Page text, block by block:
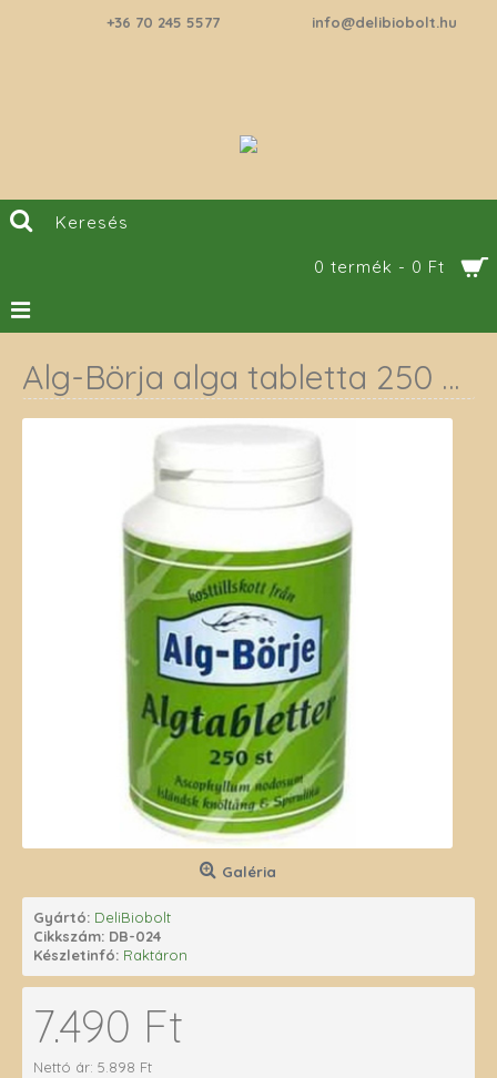
+36 70 245 5577 info@delibiobolt.hu
0 termék - 0 Ft
Alg-Börja alga tabletta 250 db
Galéria
Gyártó: DeliBiobolt
Cikkszám: DB-024
Készletinfó: Raktáron
7.490 Ft
Nettó ár: 5.898 Ft